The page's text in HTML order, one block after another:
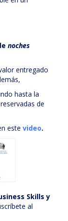
noches
entregado
hasta la
de
este video.
Skills y
al